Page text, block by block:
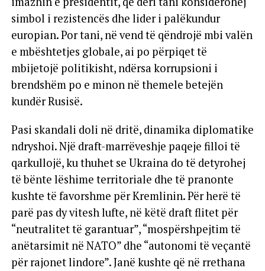
simbol i rezistencës dhe lider i palëkundur
europian. Por tani, në vend të qëndrojë mbi valën
e mbështetjes globale, ai po përpiqet të
mbijetojë politikisht, ndërsa korrupsioni i
brendshëm po e minon në themele betejën
kundër Rusisë.
Pasi skandali doli në dritë, dinamika diplomatike
ndryshoi. Një draft-marrëveshje paqeje filloi të
qarkullojë, ku thuhet se Ukraina do të detyrohej
të bënte lëshime territoriale dhe të pranonte
kushte të favorshme për Kremlinin. Për herë të
parë pas dy vitesh lufte, në këtë draft flitet për
“neutralitet të garantuar”, “mospërshpejtim të
anëtarsimit në NATO” dhe “autonomi të veçantë
për rajonet lindore”. Janë kushte që në rrethana